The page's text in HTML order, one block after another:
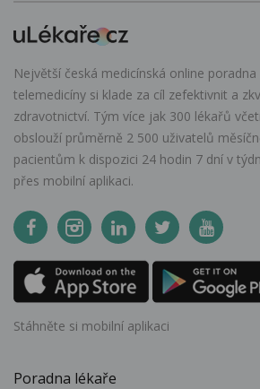
Největší česká medicínská online
telemedicíny si klade za cíl zefektivnit a
zdravotnictví. Tým více jak 300 lékařů
obslouží průměrně 2 500 uživatelů
pacientům k dispozici 24 hodin 7 dní v
přes mobilní aplikaci.
Stáhněte si mobilní aplikaci
Poradna lékaře